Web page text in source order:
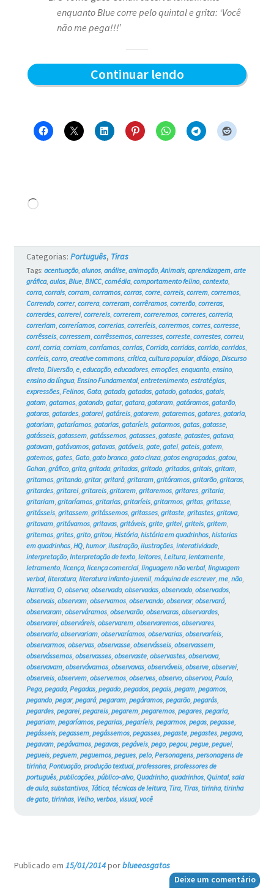
enquanto Blue corre pelo quintal e grita: ‘Você
não me pega!!!’
Continuar lendoPega
Blue
Carregando...
Categorias: Português, Tiras
Tags: acentuação, alunos, análise, animação,Animais, aprendizagem, arte
gráfica, aulas, Blue, BNCC, comédia, comportamento felino, contexto,
corra, corrais, corram, corramos, corras, corre, correis, correm, corremos,
Correndo, correr, correra, correram, corrêramos, correrão, correras,
correrdes, correrei, correreis, correrem, correremos, correres, correria,
correriam, correríamos, correrias, correríeis, corrermos, corres, corresse,
corrêsseis, corressem, corrêssemos, corresses, correste, correstes, correu,
corri, corria, corriam, corríamos, corrias, Corrida, corridas, corrido, corridos,
corríeis, corro, creative commons, crítica, cultura popular, diálogo, Discurso
direto, Diversão, e, educação, educadores, emoções, enquanto, ensino,
ensino da língua, Ensino Fundamental, entretenimento, estratégias,
expressões, Felinos, Gata, gatada, gatadas, gatado, gatados, gatais,
gatam, gatamos, gatando, gatar, gatara, gataram, gatáramos, gatarão,
gataras, gatardes, gatarei, gatáreis, gatarem, gataremos, gatares, gataria,
gatariam, gataríamos, gatarias, gataríeis, gatarmos, gatas, gatasse,
gatásseis, gatassem, gatássemos, gatasses, gataste, gatastes, gatava,
gatavam, gatávamos, gatavas, gatáveis, gate, gatei, gateis, gatem,
gatemos, gates, Gato, gato branco, gato cinza, gatos engraçados, gatou,
Gohan, gráfico, grita, gritada, gritadas, gritado, gritados, gritais, gritam,
gritamos, gritando, gritar, gritará, gritaram, gritáramos, gritarão, gritaras,
gritardes, gritarei, gritareis, gritarem, gritaremos, gritares, gritaria,
gritariam, gritaríamos, gritarias, gritaríeis, gritarmos, gritas, gritasse,
gritásseis, gritassem, gritássemos, gritasses, gritaste, gritastes, gritava,
gritavam, gritávamos, gritavas, gritáveis, grite, gritei, griteis, gritem,
gritemos, grites, grito, gritou, História, história em quadrinhos, historias
em quadrinhos, HQ, humor, ilustração, ilustrações, interatividade,
interpretação, Interpretação de texto, leitores, Leitura, lentamente,
letramento, licença, licença comercial, linguagem não verbal, linguagem
verbal, literatura, literatura infanto-juvenil, máquina de escrever, me, não,
Narrativa, O, observa, observada, observadas, observado, observados,
observais, observam, observamos, observando, observar, observará,
observaram, observáramos, observarão, observaras, observardes,
observarei, observáreis, observarem, observaremos, observares,
observaria, observariam, observaríamos, observarias, observaríeis,
observarmos, observas, observasse, observásseis, observassem,
observássemos, observasses, observaste, observastes, observava,
observavam, observávamos, observavas, observáveis, observe, observei,
observeis, observem, observemos, observes, observo, observou, Paulo,
Pega, pegada, Pegadas, pegado, pegados, pegais, pegam, pegamos,
pegando, pegar, pegará, pegaram, pegáramos, pegarão, pegarás,
pegardes, pegarei, pegareis, pegarem, pegaremos, pegares, pegaria,
pegariam, pegaríamos, pegarias, pegaríeis, pegarmos, pegas, pegasse,
pegásseis, pegassem, pegássemos, pegasses, pegaste, pegastes, pegava,
pegavam, pegávamos, pegavas, pegáveis, pego, pegou, pegue, peguei,
pegueis, peguem, peguemos, pegues, pelo, Personagens, personagens de
tirinha, Pontuação, produção textual, professores, professores de
português, publicações, público-alvo, Quadrinho, quadrinhos, Quintal, sala
de aula, substantivos, Tática, técnicas de leitura, Tira, Tiras, tirinha, tirinha
de gato, tirinhas, Velho, verbos, visual, você
Publicado em 15/01/2014porblueeosgatos
Deixe um comentário